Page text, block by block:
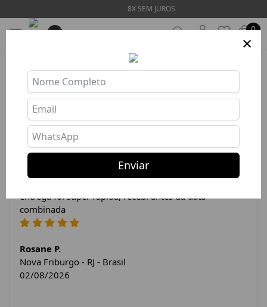
8X SEM JUROS
0
Produto indisponível ou esgotado
Depoimentos dos Clientes
entrega foi super rápida, recebi antes da data
combinada
Rosane P.
Nova Friburgo - RJ - Brasil
02/08/2026
×
Enviar